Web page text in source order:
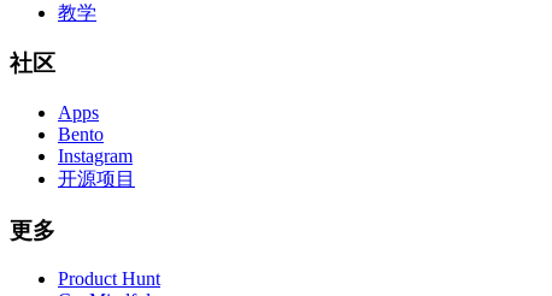
教学
社区
Apps
Bento
Instagram
开源项目
更多
Product Hunt